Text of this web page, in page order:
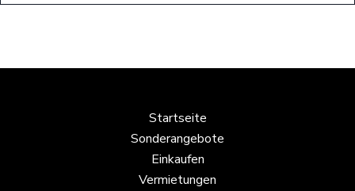
Startseite
Sonderangebote
Einkaufen
Vermietungen